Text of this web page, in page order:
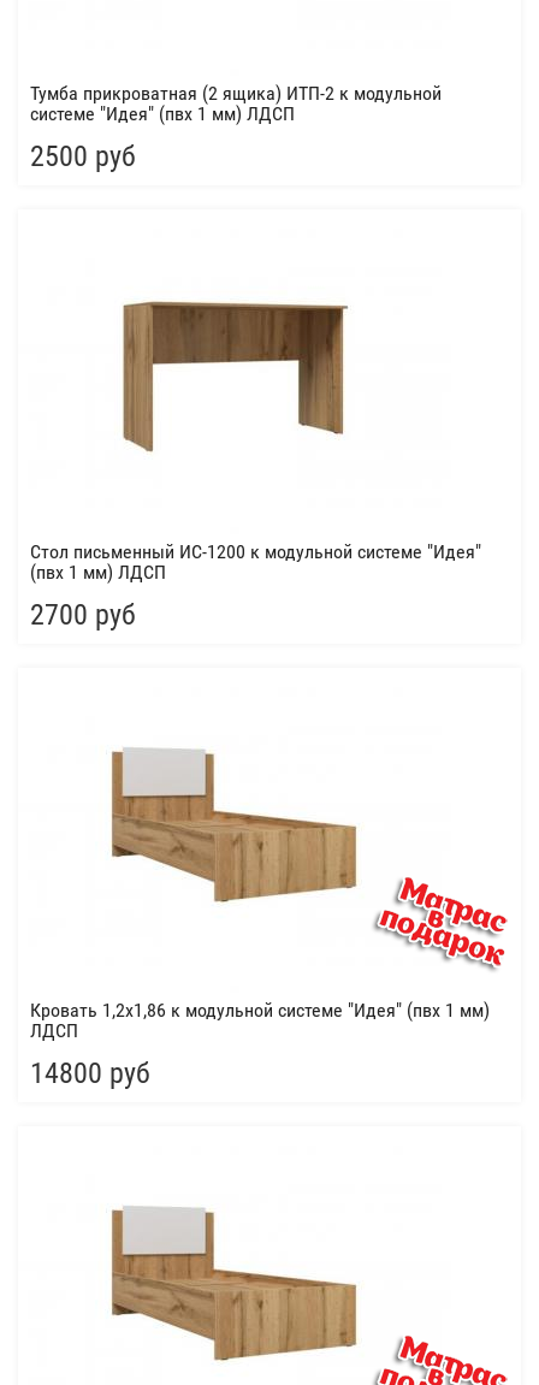
Тумба прикроватная (2 ящика) ИТП-2 к модульной
системе "Идея" (пвх 1 мм) ЛДСП
2500 руб
Стол письменный ИС-1200 к модульной системе "Идея"
(пвх 1 мм) ЛДСП
2700 руб
Кровать 1,2х1,86 к модульной системе "Идея" (пвх 1 мм)
ЛДСП
14800 руб